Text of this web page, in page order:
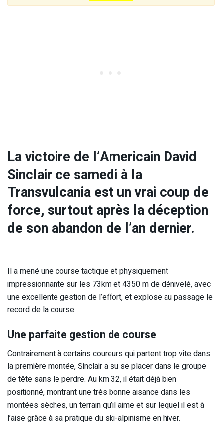
La victoire de l’Americain David
Sinclair ce samedi à la
Transvulcania est un vrai coup de
force, surtout après la déception
de son abandon de l’an dernier.
Il a mené une course tactique et physiquement
impressionnante sur les 73km et 4350 m de dénivelé, avec
une excellente gestion de l’effort, et explose au passage le
record de la course.
Une parfaite gestion de course
Contrairement à certains coureurs qui partent trop vite dans
la première montée, Sinclair a su se placer dans le groupe
de tête sans le perdre. Au km 32, il était déjà bien
positionné, montrant une très bonne aisance dans les
montées sèches, un terrain qu’il aime et sur lequel il est à
l’aise grâce à sa pratique du ski-alpinisme en hiver.